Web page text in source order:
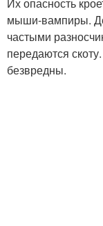
мыши-вампиры.
частыми
передаются
безвредны.